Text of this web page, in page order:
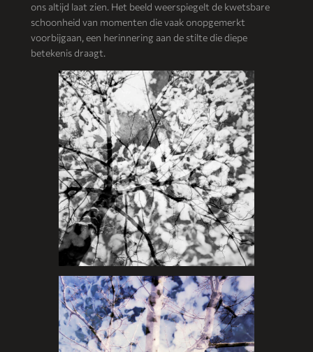
ons altijd laat zien. Het beeld weerspiegelt de kwetsbare
schoonheid van momenten die vaak onopgemerkt
voorbijgaan, een herinnering aan de stilte die diepe
betekenis draagt.